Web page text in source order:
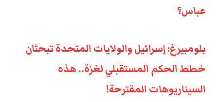
عباس؟
بلومبيرغ: إسرائيل والولايات المتحدة تبحثان
خطط الحكم المستقبلي لغزة.. هذه
السيناريوهات المقترحة!